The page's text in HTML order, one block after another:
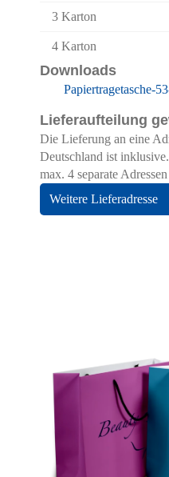
3 Karton
4 Karton
Downloads
Papiertragetasche-
Lieferaufteilung
Die Lieferung an eine
Deutschland ist
max. 4 separate
Weitere Lieferadresse
Essenziell
Funktionell
Alle Cookies
Auswahl
Privatsphäre-
Details